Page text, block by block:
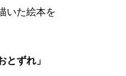
いた絵本を
とずれ」